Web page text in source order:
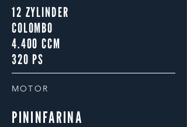
Als Herr Maderna diesen Klassiker
nicht mehr bewewegen kontne suchte
er nach einem neuen Platz, der ihr
gerecht wird. Also ein Museum.
12 ZYLINDER
COLOMBO
4.400 CCM
320 PS
MOTOR
PININFARINA